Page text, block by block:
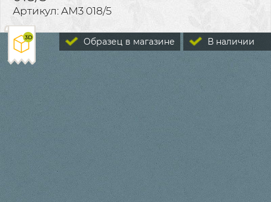
Артикул: AM3 018/5
В наличии
Образец в магазине